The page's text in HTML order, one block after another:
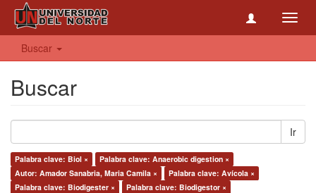
Buscar
Buscar
Ir
Palabra clave: Biol ×
Palabra clave: Anaerobic digestion ×
Autor: Amador Sanabria, Maria Camila ×
Palabra clave: Avícola ×
Palabra clave: Biodigester ×
Palabra clave: Biodigestor ×